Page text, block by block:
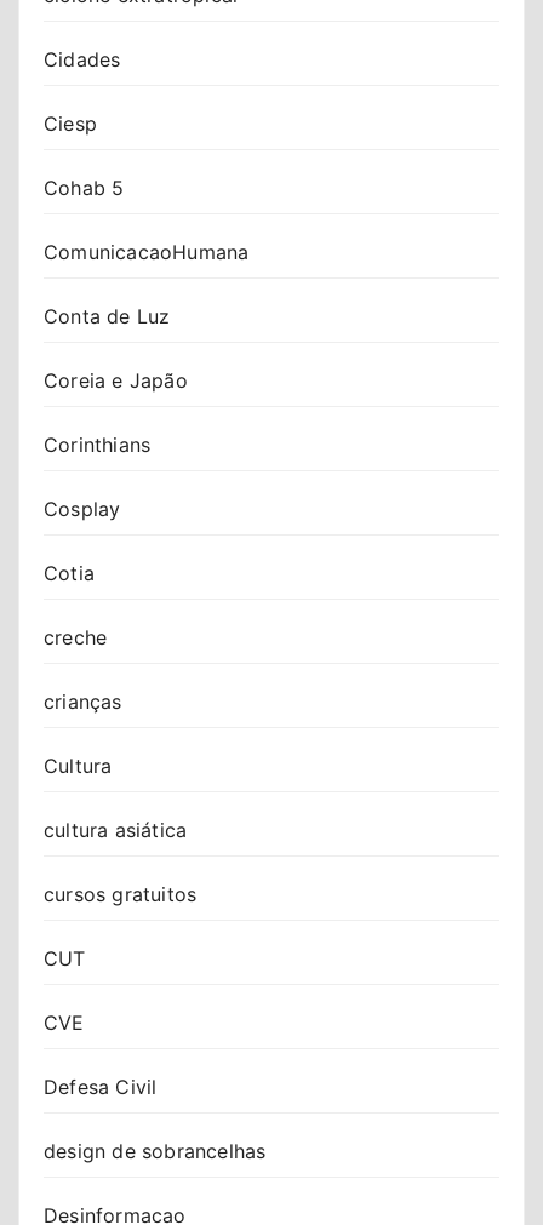
Cidades
Ciesp
Cohab 5
ComunicacaoHumana
Conta de Luz
Coreia e Japão
Corinthians
Cosplay
Cotia
creche
crianças
Cultura
cultura asiática
cursos gratuitos
CUT
CVE
Defesa Civil
design de sobrancelhas
Desinformacao